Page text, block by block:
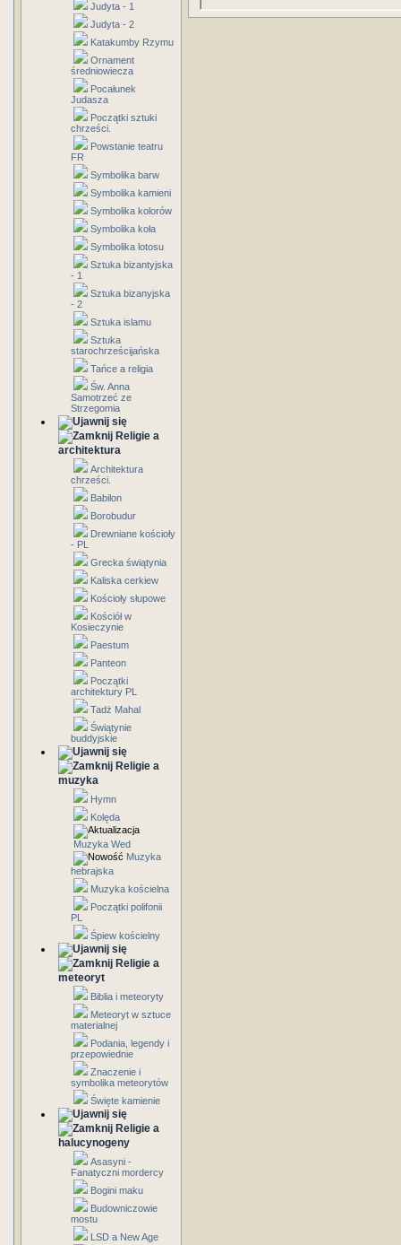
Judyta - 1
Judyta - 2
Katakumby Rzymu
Ornament
średniowiecza
Pocałunek
Judasza
Początki sztuki
chrześci.
Powstanie teatru
FR
Symbolika barw
Symbolika kamieni
Symbolika kolorów
Symbolika koła
Symbolika lotosu
Sztuka bizantyjska
- 1
Sztuka bizanyjska
- 2
Sztuka islamu
Sztuka
starochrześcijańska
Tańce a religia
Św. Anna
Samotrzeć ze
Strzegomia
Religie a
architektura
Architektura
chrześci.
Babilon
Borobudur
Drewniane kościoły
- PL
Grecka świątynia
Kaliska cerkiew
Kościoły słupowe
Kościół w
Kosieczynie
Paestum
Panteon
Początki
architektury PL
Tadż Mahal
Świątynie
buddyjskie
Religie a
muzyka
Hymn
Kolęda
Muzyka Wed
Muzyka
hebrajska
Muzyka kościelna
Początki polifonii
PL
Śpiew kościelny
Religie a
meteoryt
Biblia i meteoryty
Meteoryt w sztuce
materialnej
Podania, legendy i
przepowiednie
Znaczenie i
symbolika meteorytów
Święte kamienie
Religie a
halucynogeny
Asasyni -
Fanatyczni mordercy
Bogini maku
Budowniczowie
mostu
LSD a New Age